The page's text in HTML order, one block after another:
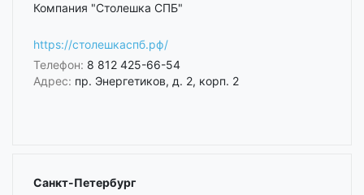
Компания "Столешка СПБ"
https://столешкаспб.рф/
Телефон: 8 812 425-66-54
Адрес: пр. Энергетиков, д. 2, корп. 2
Санкт-Петербург